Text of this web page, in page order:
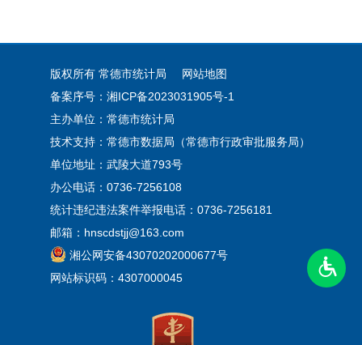
版权所有 常德市统计局
网站地图
备案序号：湘ICP备2023031905号-1
主办单位：常德市统计局
技术支持：常德市数据局（常德市行政审批服务局）
单位地址：武陵大道793号
办公电话：0736-7256108
统计违纪违法案件举报电话：0736-7256181
邮箱：hnscdstjj@163.com
湘公网安备43070202000677号
网站标识码：4307000045